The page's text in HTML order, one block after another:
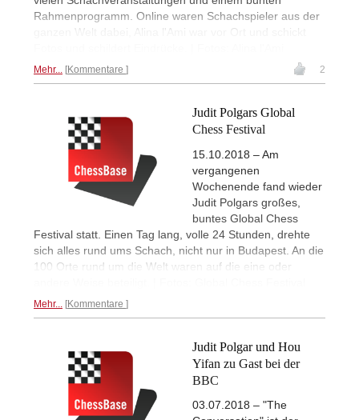
Rahmenprogramm. Online waren Schachspieler aus der
ganzen Welt dabei, Alina l'Ami war vor Ort und schickt
Mehr... Kommentare 2
Judit Polgars Global
Chess Festival
15.10.2018 – Am
vergangenen
Wochenende fand wieder
Judit Polgars großes,
buntes Global Chess
Festival statt. Einen Tag lang, volle 24 Stunden, drehte
sich alles rund ums Schach, nicht nur in Budapest. An die
100 Orte rund um die Welt waren auf die eine oder
Mehr... Kommentare
Judit Polgar und Hou
Yifan zu Gast bei der
BBC
03.07.2018 – "The